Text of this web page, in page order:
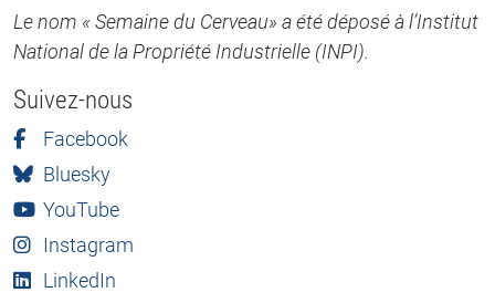
Le nom « Semaine du Cerveau» a été déposé à l’Institut
National de la Propriété Industrielle (INPI).
Suivez-nous
Facebook
Bluesky
YouTube
Instagram
LinkedIn